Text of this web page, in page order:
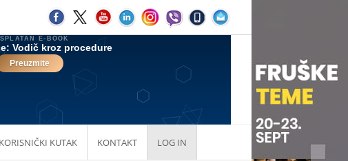
KORISNIČKI KUTAK KONTAKT LOG IN